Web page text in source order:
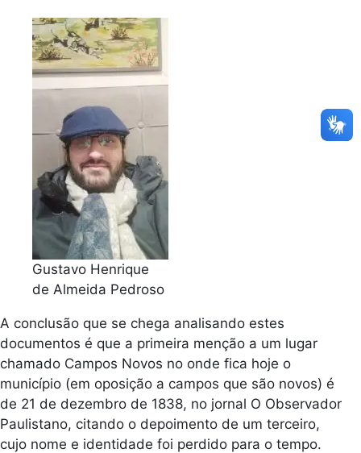
Gustavo Henrique
de Almeida Pedroso
A conclusão que se chega analisando estes
documentos é que a primeira menção a um lugar
chamado Campos Novos no onde fica hoje o
município (em oposição a campos que são novos) é
de 21 de dezembro de 1838, no jornal O Observador
Paulistano, citando o depoimento de um terceiro,
cujo nome e identidade foi perdido para o tempo.